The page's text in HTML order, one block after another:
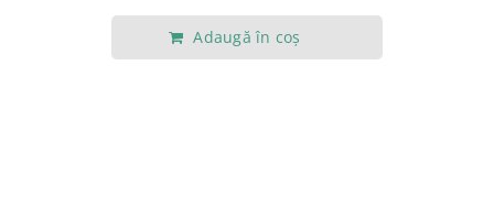
inițial
a
curent
Adaugă în coș